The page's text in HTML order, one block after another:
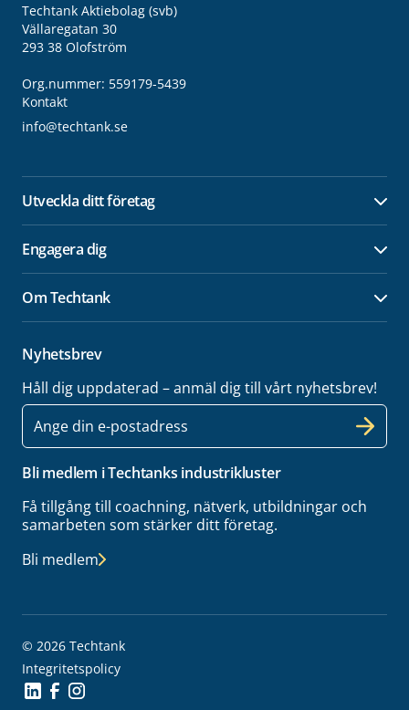
Techtank Aktiebolag (svb)
Vällaregatan 30
293 38 Olofström
Org.nummer: 559179-5439
Kontakt
info@techtank.se
Utveckla ditt företag
Engagera dig
Om Techtank
Nyhetsbrev
Håll dig uppdaterad – anmäl dig till vårt nyhetsbrev!
E-
post
Bli medlem i Techtanks industrikluster
Få tillgång till coachning, nätverk, utbildningar och
samarbeten som stärker ditt företag.
Bli medlem
© 2026 Techtank
Integritetspolicy
Social Icon
Social Icon
Social Icon